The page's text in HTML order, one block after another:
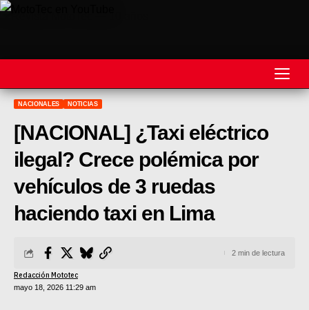
REVISTA
MOTOS
MOTOVELOCIDAD
MINICROSS
HARD ENDURO
NACIONALES NOTICIAS
[NACIONAL] ¿Taxi eléctrico
ilegal? Crece polémica por
vehículos de 3 ruedas
haciendo taxi en Lima
mayo 18, 2026 11:29 am
Redacción Mototec
2 min de lectura